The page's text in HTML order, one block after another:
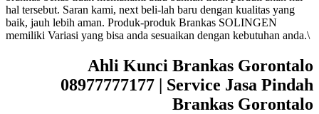
hal tersebut. Saran kami, next beli-lah baru dengan kualitas yang
baik, jauh lebih aman. Produk-produk Brankas SOLINGEN
memiliki Variasi yang bisa anda sesuaikan dengan kebutuhan anda.\
Ahli Kunci Brankas Gorontalo
08977777177 | Service Jasa Pindah
Brankas Gorontalo